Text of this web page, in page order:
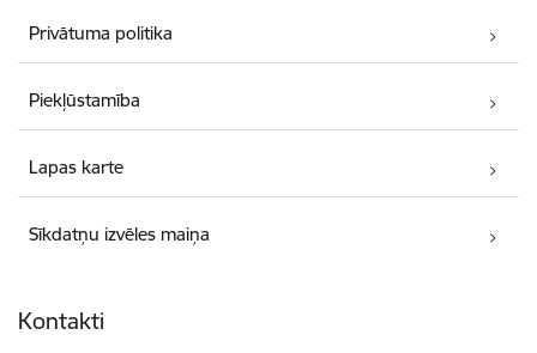
Privātuma politika
Piekļūstamība
Lapas karte
Sīkdatņu izvēles maiņa
Kontakti